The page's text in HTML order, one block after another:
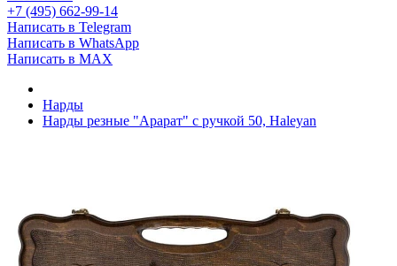
+7 (495) 662-99-14
Написать в Telegram
Написать в WhatsApp
Написать в MAX
Нарды
Нарды резные "Арарат" с ручкой 50, Haleyan